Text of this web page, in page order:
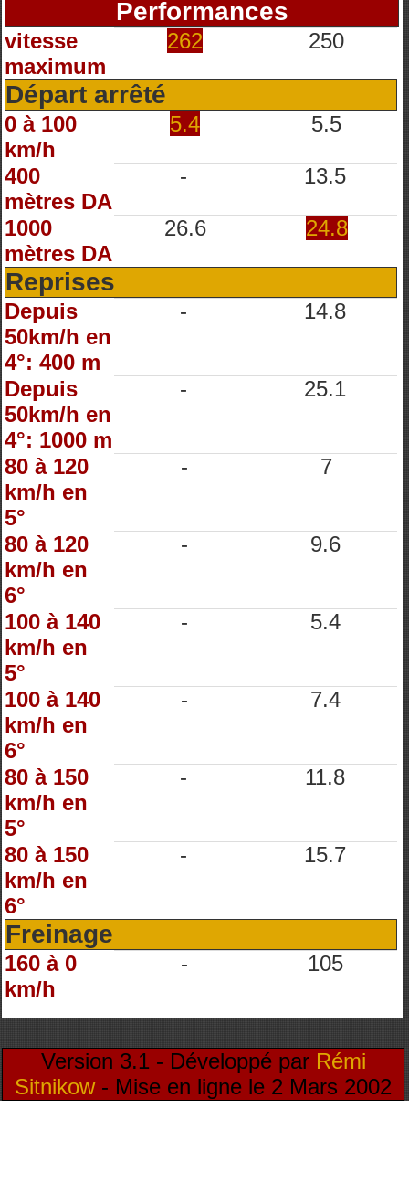
Performances
vitesse
maximum
262 250
Départ arrêté
0 à 100
km/h
5.4 5.5
400
mètres DA
- 13.5
1000
mètres DA
26.6 24.8
Reprises
Depuis
50km/h en
4°: 400 m
- 14.8
Depuis
50km/h en
4°: 1000 m
- 25.1
80 à 120
km/h en
5°
- 7
80 à 120
km/h en
6°
- 9.6
100 à 140
km/h en
5°
- 5.4
100 à 140
km/h en
6°
- 7.4
80 à 150
km/h en
5°
- 11.8
80 à 150
km/h en
6°
- 15.7
Freinage
160 à 0
km/h
- 105
Version 3.1 - Développé par Rémi
Sitnikow- Mise en ligne le 2 Mars 2002